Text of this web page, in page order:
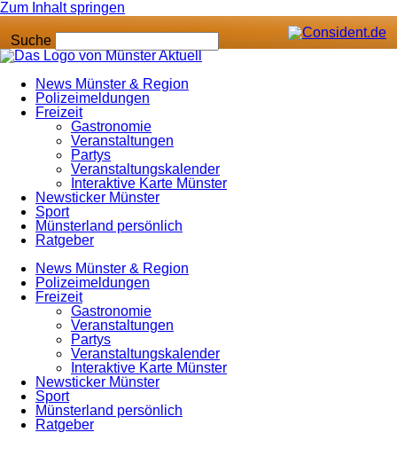
Zum Inhalt springen
Suche
News Münster & Region
Polizeimeldungen
Freizeit
Gastronomie
Veranstaltungen
Partys
Veranstaltungskalender
Interaktive Karte Münster
Newsticker Münster
Sport
Münsterland persönlich
Ratgeber
News Münster & Region
Polizeimeldungen
Freizeit
Gastronomie
Veranstaltungen
Partys
Veranstaltungskalender
Interaktive Karte Münster
Newsticker Münster
Sport
Münsterland persönlich
Ratgeber
Anzeige